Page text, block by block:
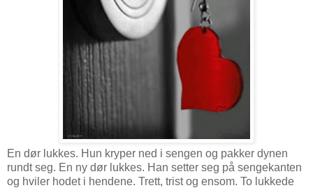
En dør lukkes. Hun kryper ned i sengen og pakker dynen
rundt seg. En ny dør lukkes. Han setter seg på sengekanten
og hviler hodet i hendene. Trett, trist og ensom. To lukkede